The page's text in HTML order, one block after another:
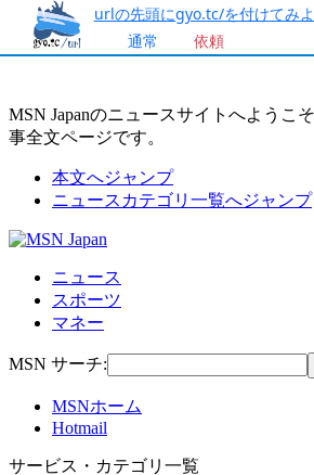
urlの先頭にgyo.tc/を付けてみよ
通常
依頼